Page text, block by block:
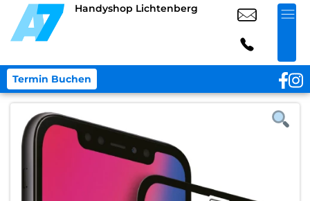
Handyshop Lichtenberg
Termin Buchen